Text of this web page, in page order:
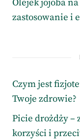
Olejek jojoba na
zastosowanie i
Czym jest
Twoje zdrowie?
Picie drożdży –
korzyści i